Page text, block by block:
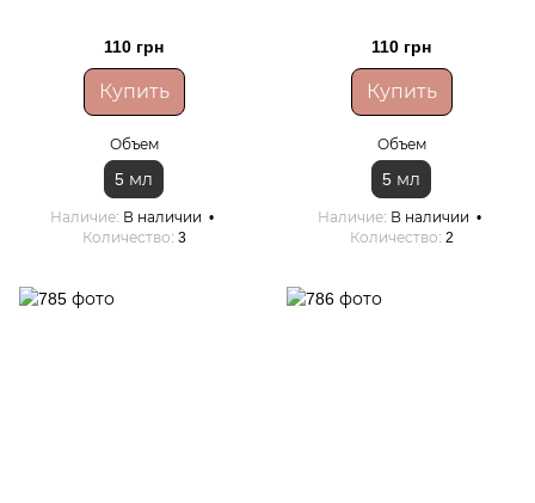
110 грн
Купить
Объем
5 мл
Наличие В наличии
Количество 3
110 грн
Купить
Объем
5 мл
Наличие В наличии
Количество 2